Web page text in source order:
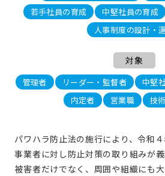
若手社員の育成
中堅社員の育成
人事制度の設計・
対象
管理者 リーダー・監督者 中堅
内定者
営業職 技
パワハラ防止法の施行により、令和
事業者に対し防止対策の取り組みが義
被害者だけでなく、周囲や組織にも